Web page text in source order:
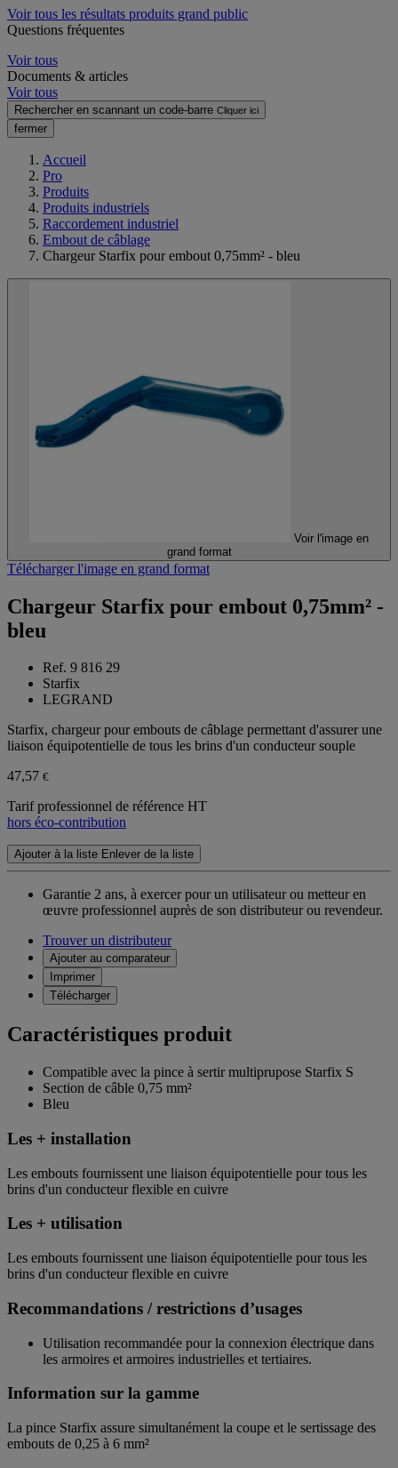
Voir tous les résultats produits grand public
Questions fréquentes
Voir tous
Documents & articles
Voir tous
Rechercher en scannant un code-barre Cliquer ici
fermer
Accueil
Pro
Produits
Produits industriels
Raccordement industriel
Embout de câblage
Chargeur Starfix pour embout 0,75mm² - bleu
Voir l'image en
grand format
Télécharger l'image en grand format
Chargeur Starfix pour embout 0,75mm² -
bleu
Ref. 9 816 29
Starfix
LEGRAND
Starfix, chargeur pour embouts de câblage permettant d'assurer une
liaison équipotentielle de tous les brins d'un conducteur souple
47,57 €
Tarif professionnel de référence HT
hors éco-contribution
Ajouter à la liste Enlever de la liste
Garantie 2 ans, à exercer pour un utilisateur ou metteur en
œuvre professionnel auprès de son distributeur ou revendeur.
Trouver un distributeur
Ajouter au comparateur
Imprimer
Télécharger
Caractéristiques produit
Compatible avec la pince à sertir multiprupose Starfix S
Section de câble 0,75 mm²
Bleu
Les + installation
Les embouts fournissent une liaison équipotentielle pour tous les
brins d'un conducteur flexible en cuivre
Les + utilisation
Les embouts fournissent une liaison équipotentielle pour tous les
brins d'un conducteur flexible en cuivre
Recommandations / restrictions d’usages
Utilisation recommandée pour la connexion électrique dans
les armoires et armoires industrielles et tertiaires.
Information sur la gamme
La pince Starfix assure simultanément la coupe et le sertissage des
embouts de 0,25 à 6 mm²